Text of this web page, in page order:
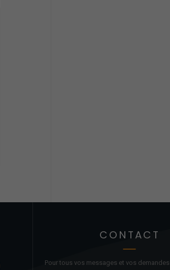
CONTACT
Pour tous vos messages et vos